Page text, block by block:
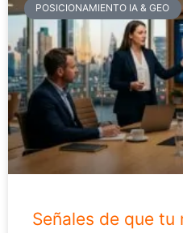
POSICIONAMIENTO IA & GEO
Señales de que